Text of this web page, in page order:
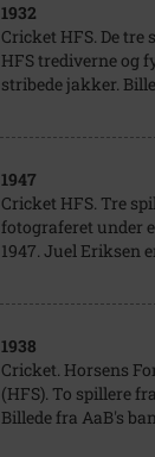
1932
Cricket HFS. De
HFS trediverne og
stribede jakker.
1947
Cricket HFS. Tre
fotograferet under
1947. Juel Eriksen
1938
Cricket. Horsens
(HFS). To spillere
Billede fra AaB's